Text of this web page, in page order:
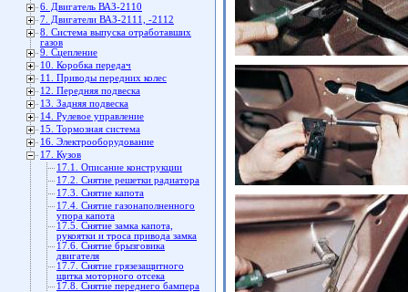
6. Двигатель ВАЗ-2110
7. Двигатели ВАЗ-2111, -2112
8. Система выпуска отработавших
газов
9. Сцепление
10. Коробка передач
11. Приводы передних колес
12. Передняя подвеска
13. Задняя подвеска
14. Рулевое управление
15. Тормозная система
16. Электрооборудование
17. Кузов
17.1. Описание конструкции
17.2. Снятие решетки радиатора
17.3. Снятие капота
17.4. Снятие газонаполненного
упора капота
17.5. Снятие замка капота,
рукоятки и троса привода замка
17.6. Снятие брызговика
двигателя
17.7. Снятие грязезащитного
щитка моторного отсека
17.8. Снятие переднего бампера